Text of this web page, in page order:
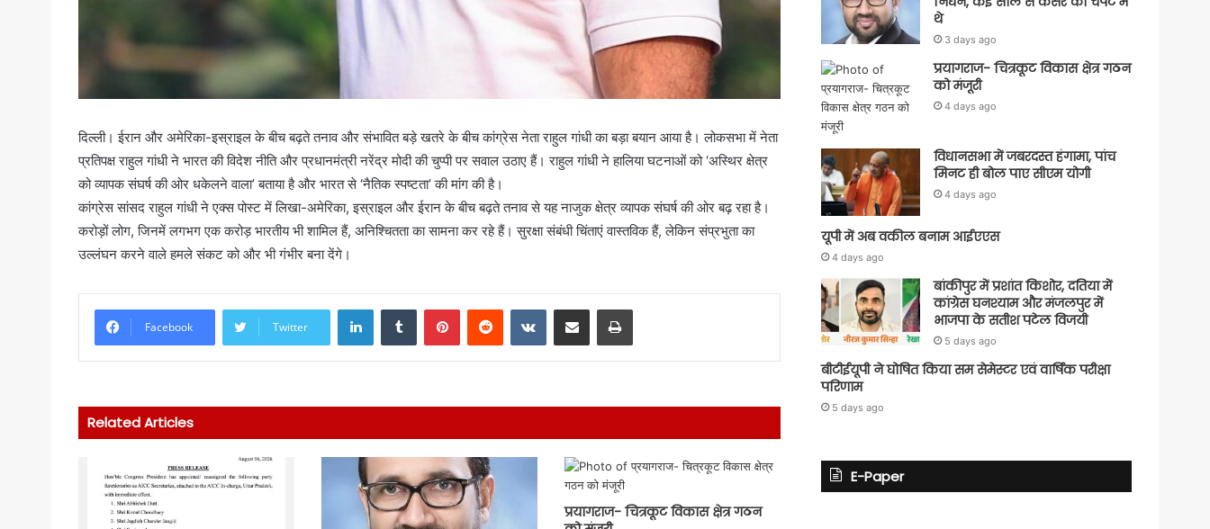
दिल्ली। ईरान और अमेरिका-इस्राइल के बीच बढ़ते तनाव और संभावित बड़े खतरे के बीच कांग्रेस नेता राहुल गांधी का बड़ा बयान आया है। लोकसभा में नेता
प्रतिपक्ष राहुल गांधी ने भारत की विदेश नीति और प्रधानमंत्री नरेंद्र मोदी की चुप्पी पर सवाल उठाए हैं। राहुल गांधी ने हालिया घटनाओं को ‘अस्थिर क्षेत्र
को व्यापक संघर्ष की ओर धकेलने वाला’ बताया है और भारत से ‘नैतिक स्पष्टता’ की मांग की है।
कांग्रेस सांसद राहुल गांधी ने एक्स पोस्ट में लिखा-अमेरिका, इस्राइल और ईरान के बीच बढ़ते तनाव से यह नाजुक क्षेत्र व्यापक संघर्ष की ओर बढ़ रहा है।
करोड़ों लोग, जिनमें लगभग एक करोड़ भारतीय भी शामिल हैं, अनिश्चितता का सामना कर रहे हैं। सुरक्षा संबंधी चिंताएं वास्तविक हैं, लेकिन संप्रभुता का
उल्लंघन करने वाले हमले संकट को और भी गंभीर बना देंगे।
Facebook Twitter
LinkedInTumblr PinterestReddit VKontakteShare via Email Print
Related Articles
प्रयागराज- चित्रकूट विकास क्षेत्र गठन
थे
3 days ago
प्रयागराज- चित्रकूट विकास क्षेत्र गठन
को मंजूरी
4 days ago
विधानसभा में जबरदस्त हंगामा, पांच
मिनट ही बोल पाए सीएम योगी
4 days ago
यूपी में अब वकील बनाम आईएएस
4 days ago
बांकीपुर में प्रशांत किशोर, दतिया में
कांग्रेस घनश्याम और मंजलपुर में
भाजपा के सतीश पटेल विजयी
5 days ago
बीटीईयूपी ने घोषित किया सम सेमेस्टर एवं वार्षिक परीक्षा
परिणाम
5 days ago
E-Paper